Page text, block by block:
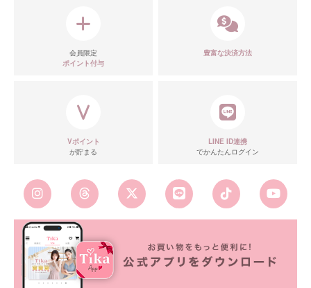
会員限定
ポイント付与
豊富な決済方法
Vポイント
が貯まる
LINE ID連携
でかんたんログイン